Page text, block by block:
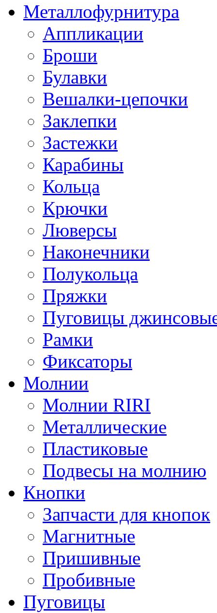
Металлофурнитура
Аппликации
Броши
Булавки
Вешалки-цепочки
Заклепки
Застежки
Карабины
Кольца
Крючки
Люверсы
Наконечники
Полукольца
Пряжки
Пуговицы
Рамки
Фиксаторы
Молнии
Молнии RIRI
Металлические
Пластиковые
Подвесы на молнию
Кнопки
Запчасти для кнопок
Магнитные
Пришивные
Пробивные
Пуговицы